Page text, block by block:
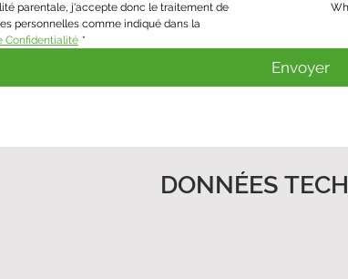
parentale, j'accepte donc le traitement de
Confidentialité *
Envoyer
DONNÉES